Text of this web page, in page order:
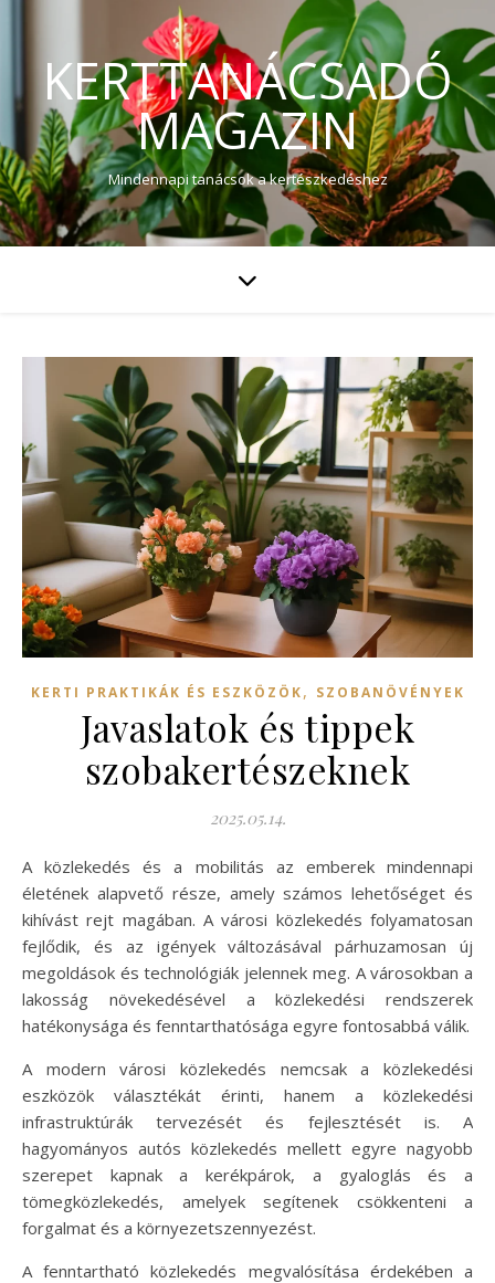
KERTTANÁCSADÓ
MAGAZIN
Mindennapi tanácsok a kertészkedéshez
KERTI PRAKTIKÁK ÉS ESZKÖZÖK, SZOBANÖVÉNYEK
Javaslatok és tippek
szobakertészeknek
2025.05.14.
A közlekedés és a mobilitás az emberek mindennapi
életének alapvető része, amely számos lehetőséget és
kihívást rejt magában. A városi közlekedés folyamatosan
fejlődik, és az igények változásával párhuzamosan új
megoldások és technológiák jelennek meg. A városokban a
lakosság növekedésével a közlekedési rendszerek
hatékonysága és fenntarthatósága egyre fontosabbá válik.
A modern városi közlekedés nemcsak a közlekedési
eszközök választékát érinti, hanem a közlekedési
infrastruktúrák tervezését és fejlesztését is. A
hagyományos autós közlekedés mellett egyre nagyobb
szerepet kapnak a kerékpárok, a gyaloglás és a
tömegközlekedés, amelyek segítenek csökkenteni a
forgalmat és a környezetszennyezést.
A fenntartható közlekedés megvalósítása érdekében a